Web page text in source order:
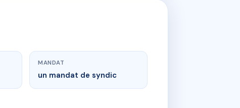
MANDAT
un mandat de syndic